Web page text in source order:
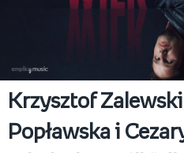
Krzysztof
Popławska i